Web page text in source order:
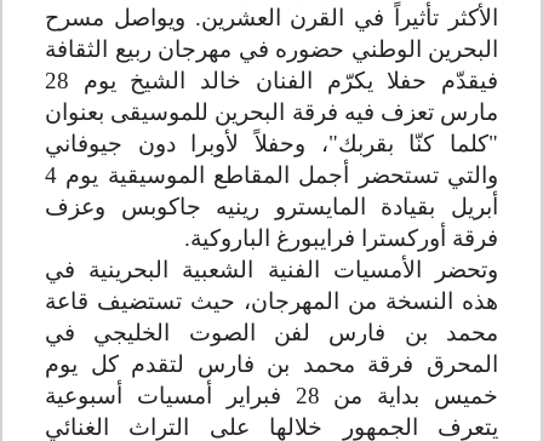
الأكثر تأثيراً في القرن العشرين. ويواصل مسرح
البحرين الوطني حضوره في مهرجان ربيع الثقافة
فيقدّم حفلا يكرّم الفنان خالد الشيخ يوم 28
مارس تعزف فيه فرقة البحرين للموسيقى بعنوان
"كلما كنّا بقربك"، وحفلاً لأوبرا دون جيوفاني
والتي تستحضر أجمل المقاطع الموسيقية يوم 4
أبريل بقيادة المايسترو رينيه جاكوبس وعزف
فرقة أوركسترا فرايبورغ الباروكية.
وتحضر الأمسيات الفنية الشعبية البحرينية في
هذه النسخة من المهرجان، حيث تستضيف قاعة
محمد بن فارس لفن الصوت الخليجي في
المحرق فرقة محمد بن فارس لتقدم كل يوم
خميس بداية من 28 فبراير أمسيات أسبوعية
يتعرف الجمهور خلالها على التراث الغنائي